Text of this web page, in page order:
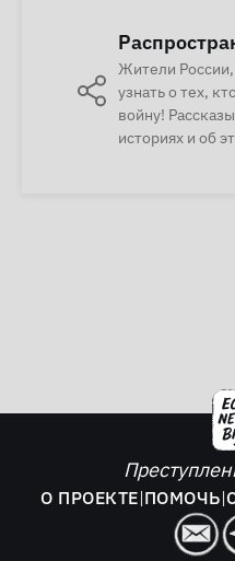
Жители
узнать о тех,
войну!
историях и об
О ПРОЕКТЕ|ПОМОЧЬ|